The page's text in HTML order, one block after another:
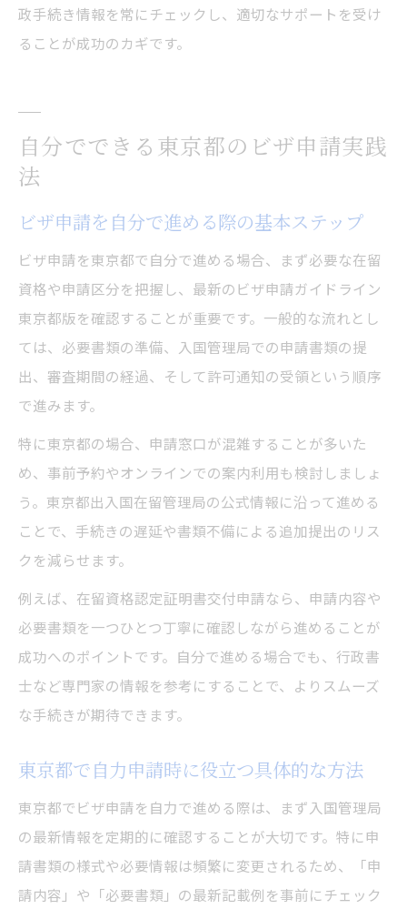
政手続き情報を常にチェックし、適切なサポートを受け
ることが成功のカギです。
自分でできる東京都のビザ申請実践
法
ビザ申請を自分で進める際の基本ステップ
ビザ申請を東京都で自分で進める場合、まず必要な在留
資格や申請区分を把握し、最新のビザ申請ガイドライン
東京都版を確認することが重要です。一般的な流れとし
ては、必要書類の準備、入国管理局での申請書類の提
出、審査期間の経過、そして許可通知の受領という順序
で進みます。
特に東京都の場合、申請窓口が混雑することが多いた
め、事前予約やオンラインでの案内利用も検討しましょ
う。東京都出入国在留管理局の公式情報に沿って進める
ことで、手続きの遅延や書類不備による追加提出のリス
クを減らせます。
例えば、在留資格認定証明書交付申請なら、申請内容や
必要書類を一つひとつ丁寧に確認しながら進めることが
成功へのポイントです。自分で進める場合でも、行政書
士など専門家の情報を参考にすることで、よりスムーズ
な手続きが期待できます。
東京都で自力申請時に役立つ具体的な方法
東京都でビザ申請を自力で進める際は、まず入国管理局
の最新情報を定期的に確認することが大切です。特に申
請書類の様式や必要情報は頻繁に変更されるため、「申
請内容」や「必要書類」の最新記載例を事前にチェック